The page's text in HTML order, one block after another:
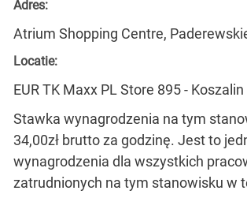
Adres:
Atrium Shopping Centre,
Locatie:
EUR TK Maxx PL Store 895 - Koszalin
Stawka wynagrodzenia na tym
34,00zł brutto za godzinę. Jest to
wynagrodzenia dla wszystkich
zatrudnionych na tym stanowisku w